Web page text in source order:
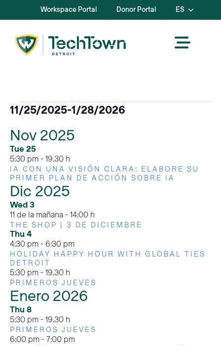
Workspace Portal Donor Portal ES
Eventos
11/25/2025-1/28/2026
la
fecha.
Nov 2025
Tue25
5:30 pm- 19.30 h
IA CON UNA VISIÓN CLARA: ELABORE SU
PRIMER PLAN DE ACCIÓN SOBRE IA
Dic 2025
Wed3
11 de la mañana- 14:00 h
THE SHOP | 3 DE DICIEMBRE
Thu 4
4:30 pm- 6:30 pm
HOLIDAY HAPPY HOUR WITH GLOBAL TIES
DETROIT
5:30 pm- 19.30 h
PRIMEROS JUEVES
Enero 2026
Thu 8
5:30 pm- 19.30 h
PRIMEROS JUEVES
6:00 pm- 7:00 pm